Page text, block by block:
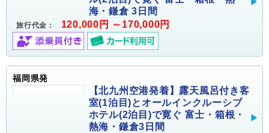
海・鎌倉 3日間
旅行代金： 120,000円 ～170,000円
福岡県発
【北九州空港発着】露天風呂付き客
室(1泊目)とオールインクルーシブ
ホテル(2泊目)で寛ぐ 富士・箱根・
熱海・鎌倉3日間